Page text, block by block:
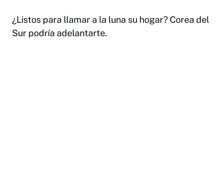
¿Listos para llamar a la luna su hogar? Corea del
Sur podría adelantarte.